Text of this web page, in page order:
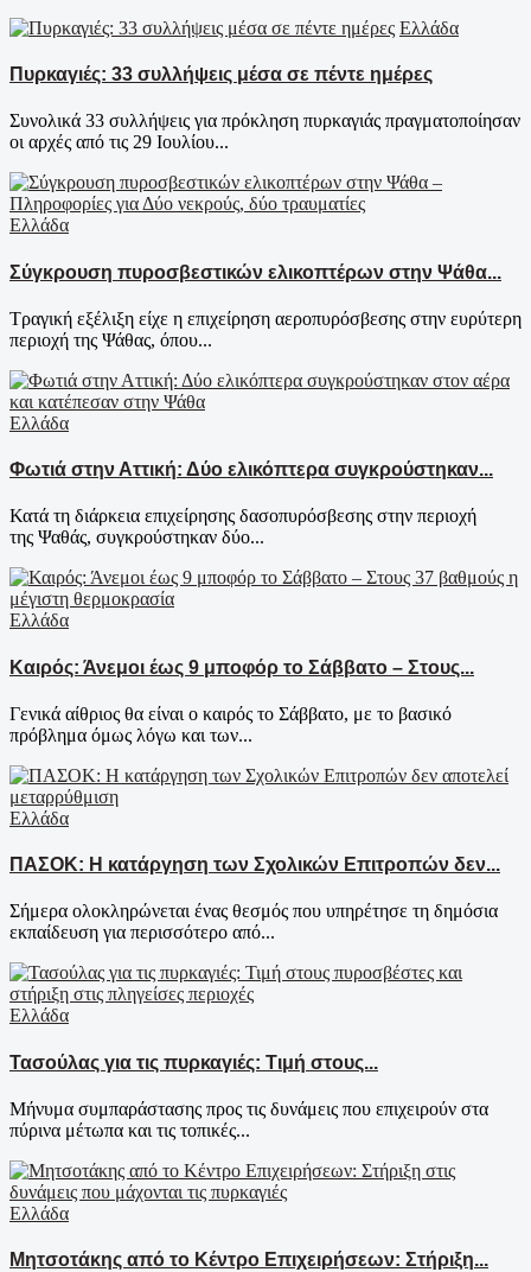
Ελλάδα
Πυρκαγιές: 33 συλλήψεις μέσα σε πέντε ημέρες
Συνολικά 33 συλλήψεις για πρόκληση πυρκαγιάς πραγματοποίησαν
οι αρχές από τις 29 Ιουλίου...
Ελλάδα
Σύγκρουση πυροσβεστικών ελικοπτέρων στην Ψάθα...
Τραγική εξέλιξη είχε η επιχείρηση αεροπυρόσβεσης στην ευρύτερη
περιοχή της Ψάθας, όπου...
Ελλάδα
Φωτιά στην Αττική: Δύο ελικόπτερα συγκρούστηκαν...
Κατά τη διάρκεια επιχείρησης δασοπυρόσβεσης στην περιοχή
της Ψαθάς, συγκρούστηκαν δύο...
Ελλάδα
Καιρός: Άνεμοι έως 9 μποφόρ το Σάββατο – Στους...
Γενικά αίθριος θα είναι ο καιρός το Σάββατο, με το βασικό
πρόβλημα όμως λόγω και των...
Ελλάδα
ΠΑΣΟΚ: Η κατάργηση των Σχολικών Επιτροπών δεν...
Σήμερα ολοκληρώνεται ένας θεσμός που υπηρέτησε τη δημόσια
εκπαίδευση για περισσότερο από...
Ελλάδα
Τασούλας για τις πυρκαγιές: Τιμή στους...
Μήνυμα συμπαράστασης προς τις δυνάμεις που επιχειρούν στα
πύρινα μέτωπα και τις τοπικές...
Ελλάδα
Μητσοτάκης από το Κέντρο Επιχειρήσεων: Στήριξη...